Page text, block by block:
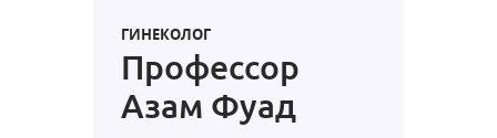
ГИНЕКОЛОГ
Профессор
Азам Фуад